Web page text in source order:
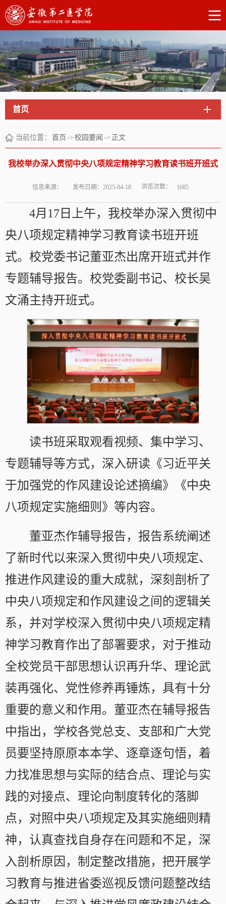
首页
当前位置： 首页 -> 校园要闻 -> 正文
我校举办深入贯彻中央八项规定精神学习教育读书班开班式
信息来源： 发布日期：2025-04-18 浏览次数： 1685
4月17日上午，我校举办深入贯彻中
央八项规定精神学习教育读书班开班
式。校党委书记董亚杰出席开班式并作
专题辅导报告。校党委副书记、校长吴
文涌主持开班式。
读书班采取观看视频、集中学习、
专题辅导等方式，深入研读《习近平关
于加强党的作风建设论述摘编》《中央
八项规定实施细则》等内容。
董亚杰作辅导报告，报告系统阐述
了新时代以来深入贯彻中央八项规定、
推进作风建设的重大成就，深刻剖析了
中央八项规定和作风建设之间的逻辑关
系，并对学校深入贯彻中央八项规定精
神学习教育作出了部署要求，对于推动
全校党员干部思想认识再升华、理论武
装再强化、党性修养再锤炼，具有十分
重要的意义和作用。董亚杰在辅导报告
中指出，学校各党总支、支部和广大党
员要坚持原原本本学、逐章逐句悟，着
力找准思想与实际的结合点、理论与实
践的对接点、理论向制度转化的落脚
点，对照中央八项规定及其实施细则精
神，认真查找自身存在问题和不足，深
入剖析原因，制定整改措施，把开展学
习教育与推进省委巡视反馈问题整改结